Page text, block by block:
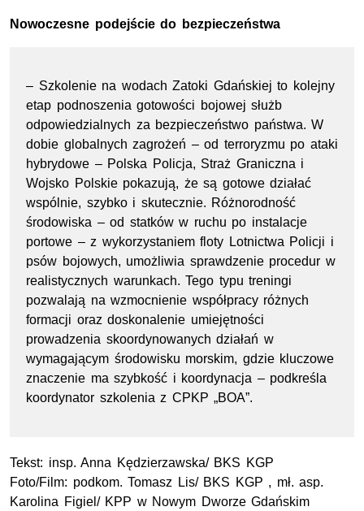
Nowoczesne podejście do bezpieczeństwa
– Szkolenie na wodach Zatoki Gdańskiej to kolejny
etap podnoszenia gotowości bojowej służb
odpowiedzialnych za bezpieczeństwo państwa. W
dobie globalnych zagrożeń – od terroryzmu po ataki
hybrydowe – Polska Policja, Straż Graniczna i
Wojsko Polskie pokazują, że są gotowe działać
wspólnie, szybko i skutecznie. Różnorodność
środowiska – od statków w ruchu po instalacje
portowe – z wykorzystaniem floty Lotnictwa Policji i
psów bojowych, umożliwia sprawdzenie procedur w
realistycznych warunkach. Tego typu treningi
pozwalają na wzmocnienie współpracy różnych
formacji oraz doskonalenie umiejętności
prowadzenia skoordynowanych działań w
wymagającym środowisku morskim, gdzie kluczowe
znaczenie ma szybkość i koordynacja – podkreśla
koordynator szkolenia z CPKP „BOA”.
Tekst: insp. Anna Kędzierzawska/ BKS KGP
Foto/Film: podkom. Tomasz Lis/ BKS KGP , mł. asp.
Karolina Figiel/ KPP w Nowym Dworze Gdańskim